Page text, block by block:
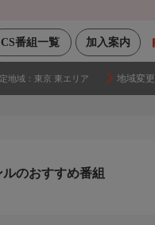
加入案内
CS番組一覧
地域： 東京 東エリア 地域変更
ルのおすすめ番組